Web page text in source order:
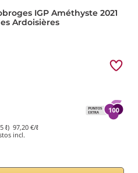
IGP Améthyste 2021
Ardoisières
ℓ) 97,20 €/ℓ
incl.